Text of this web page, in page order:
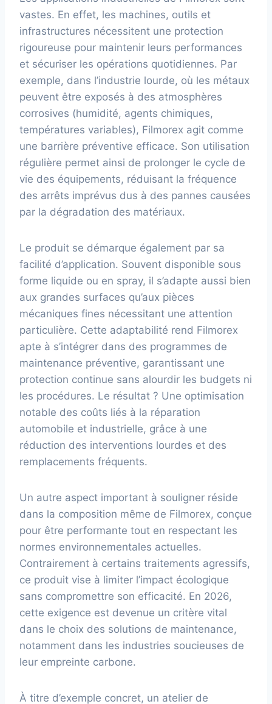
vastes. En effet, les machines, outils et
infrastructures nécessitent une protection
rigoureuse pour maintenir leurs performances
et sécuriser les opérations quotidiennes. Par
exemple, dans l’industrie lourde, où les métaux
peuvent être exposés à des atmosphères
corrosives (humidité, agents chimiques,
températures variables), Filmorex agit comme
une barrière préventive efficace. Son utilisation
régulière permet ainsi de prolonger le cycle de
vie des équipements, réduisant la fréquence
des arrêts imprévus dus à des pannes causées
par la dégradation des matériaux.
Le produit se démarque également par sa
facilité d’application. Souvent disponible sous
forme liquide ou en spray, il s’adapte aussi bien
aux grandes surfaces qu’aux pièces
mécaniques fines nécessitant une attention
particulière. Cette adaptabilité rend Filmorex
apte à s’intégrer dans des programmes de
maintenance préventive, garantissant une
protection continue sans alourdir les budgets ni
les procédures. Le résultat ? Une optimisation
notable des coûts liés à la réparation
automobile et industrielle, grâce à une
réduction des interventions lourdes et des
remplacements fréquents.
Un autre aspect important à souligner réside
dans la composition même de Filmorex, conçue
pour être performante tout en respectant les
normes environnementales actuelles.
Contrairement à certains traitements agressifs,
ce produit vise à limiter l’impact écologique
sans compromettre son efficacité. En 2026,
cette exigence est devenue un critère vital
dans le choix des solutions de maintenance,
notamment dans les industries soucieuses de
leur empreinte carbone.
À titre d’exemple concret, un atelier de